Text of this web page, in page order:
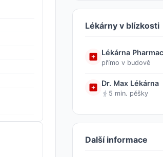
Lékárny v blízkosti
Lékárna
přímo v budově
Dr. Max Lékárna
5 min. pěšky
Další informace